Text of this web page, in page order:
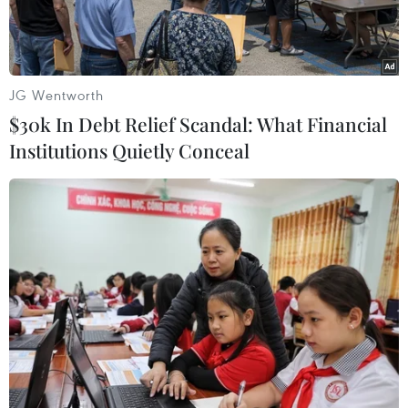
Ảnh minh họa. (Nguồn: 123rf.com)
Ngày 9/12, Phòng An ninh tài chính, tiền tệ, đầu
tư (PA84, Công an thành phố Hà Nội) thông tin
chính thức vụ triệt phá đường dây mua bán trái
JG Wentworth
$30k In Debt Relief Scandal: What Financial
Institutions Quietly Conceal